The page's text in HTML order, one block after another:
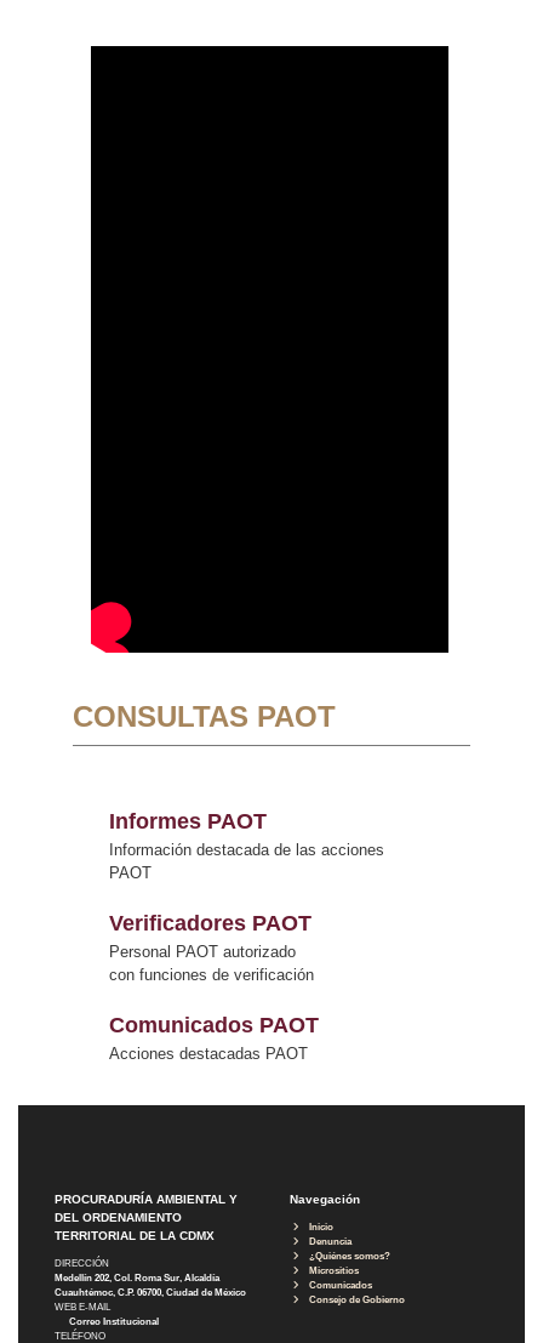
CONSULTAS PAOT
Informes PAOT
Información destacada de las acciones
PAOT
Verificadores PAOT
Personal PAOT autorizado
con funciones de verificación
Comunicados PAOT
Acciones destacadas PAOT
PROCURADURÍA AMBIENTAL Y
DEL ORDENAMIENTO
TERRITORIAL DE LA CDMX
DIRECCIÓN
Medellín 202, Col. Roma Sur, Alcaldía
Cuauhtémoc, C.P. 06700, Ciudad de México
WEB E-MAIL
Correo Institucional
TELÉFONO
Navegación
Inicio
Denuncia
¿Quiénes somos?
Micrositios
Comunicados
Consejo de Gobierno